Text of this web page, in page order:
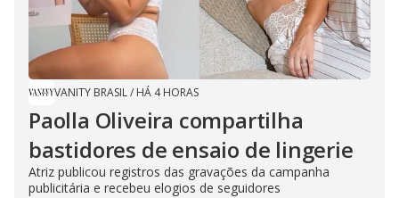
VANITY BRASIL/ HÁ 4 HORAS
Paolla Oliveira compartilha
bastidores de ensaio de lingerie
Atriz publicou registros das gravações da campanha
publicitária e recebeu elogios de seguidores